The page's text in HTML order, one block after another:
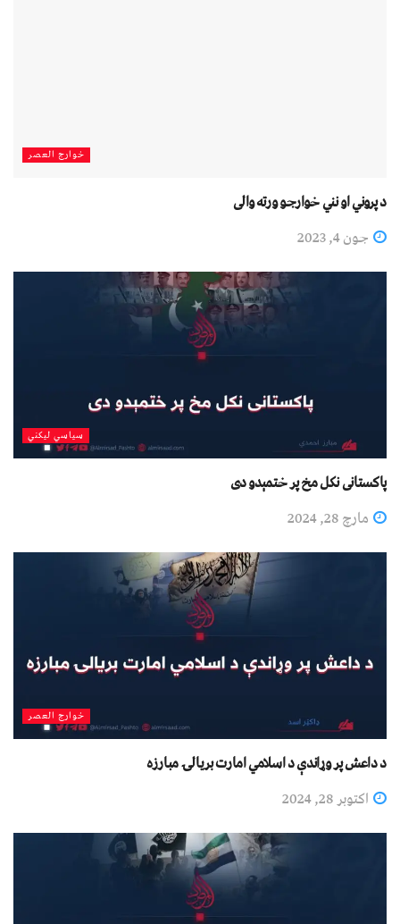
خوارج العصر
د پروني او نني خوارجو ورته والی
جون 4, 2023
سیاسي لیکني
پاکستانی نکل مخ پر ختمېدو دی
مارچ 28, 2024
خوارج العصر
د داعش پر وړاندې د اسلامي امارت بریالۍ مبارزه
اکتوبر 28, 2024